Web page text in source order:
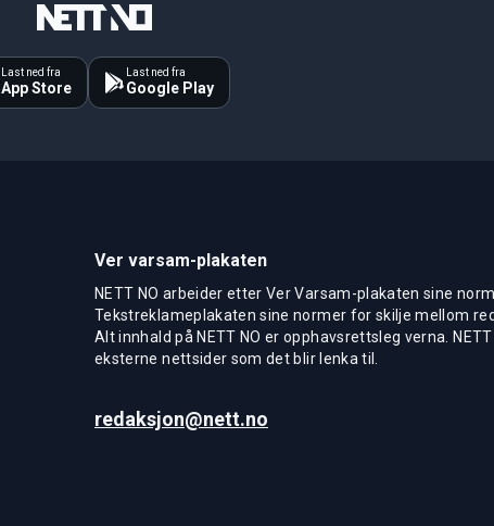
Last ned fra
App Store
Last ned fra
Google Play
Ver varsam-plakaten
NETT NO arbeider etter Ver Varsam-plakaten sine
Tekstreklameplakaten sine normer for skilje mellom
Alt innhald på NETT NO er opphavsrettsleg verna.
eksterne nettsider som det blir lenka til.
redaksjon@nett.no